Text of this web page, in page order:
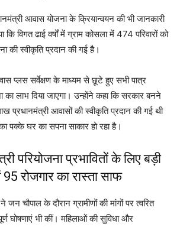
आवास योजना के क्रियान्वयन की भी जानकारी
कि विगत ढाई वर्षों में ग्राम कोसला में 474 परिवारों को
की स्वीकृति प्रदान की गई है।
प्लस सर्वेक्षण के माध्यम से छूटे हुए सभी पात्र
का लाभ दिया जाएगा। उन्होंने कहा कि सरकार बनने
प्रधानमंत्री आवासों की स्वीकृति प्रदान की गई थी
पक्के घर का सपना साकार हो रहा है।
परियोजना प्रभावितों के लिए बड़ी
95 रोजगार का रास्ता साफ
जन चौपाल के दौरान ग्रामीणों की मांगों पर त्वरित
घोषणाएं भी कीं। महिलाओं की सुविधा और